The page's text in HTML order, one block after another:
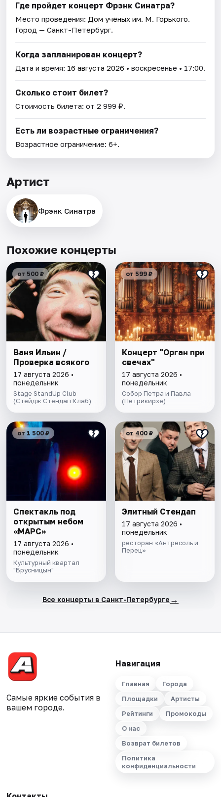
Где пройдет концерт Фрэнк Синатра?
Место проведения: Дом учёных им. М. Горького.
Город — Санкт-Петербург.
Когда запланирован концерт?
Дата и время: 16 августа 2026 • воскресенье • 17:00.
Сколько стоит билет?
Стоимость билета: от 2 999 ₽.
Есть ли возрастные ограничения?
Возрастное ограничение: 6+.
Артист
Фрэнк Синатра
Похожие концерты
от 500 ₽
Ваня Ильин /
Проверка всякого
17 августа 2026 •
понедельник
Stage StandUp Club
(Стейдж Стендап Клаб)
от 599 ₽
Концерт "Орган при
свечах"
17 августа 2026 •
понедельник
Собор Петра и Павла
(Петрикирхе)
от 1 500 ₽
Спектакль под
открытым небом
«МАРС»
17 августа 2026 •
понедельник
Культурный квартал
"Брусницын"
от 400 ₽
Элитный Стендап
17 августа 2026 •
понедельник
ресторан «Антресоль и
Перец»
Все концерты в Санкт-Петербурге →
Самые яркие события в
вашем городе.
Навигация
Главная
Города
Площадки
Артисты
Рейтинги
Промокоды
О нас
Возврат билетов
Политика
конфиденциальности